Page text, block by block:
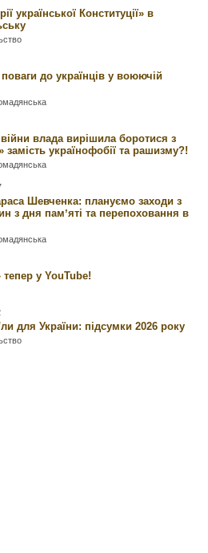
української Конституції» в
до українців у воюючій
влада вирішила боротися з
замість українофобії та рашизму?!
Шевченка: плануємо заходи з
з дня памʼяті та перепоховання в
тепер у YouTube!
для України: підсумки 2026 року